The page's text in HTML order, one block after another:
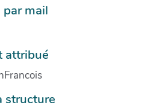
par mail
attribué
structure